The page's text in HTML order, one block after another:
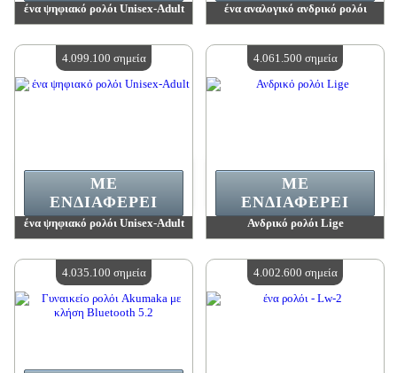
ένα ψηφιακό ρολόι Unisex-Adult
Διαθέσιμη ποσότητα:4
ένα αναλογικό ανδρικό ρολόι
Διαθέσιμη ποσότητα:4
ένα ψηφιακό ρολόι Unisex-Adult
Διαθέσιμη ποσότητα:4
ΜΕ
ΕΝΔΙΑΦΈΡΕΙ
4.099.100 σημεία
Ανδρικό ρολόι Lige
Διαθέσιμη ποσότητα:4
ΜΕ
ΕΝΔΙΑΦΈΡΕΙ
4.061.500 σημεία
4.035.100 σημεία 4.002.600 σημεία